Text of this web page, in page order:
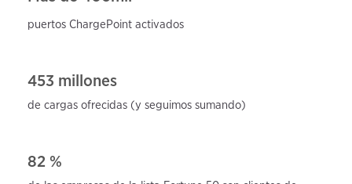
puertos ChargePoint activados
453 millones
de cargas ofrecidas (y seguimos sumando)
82 %